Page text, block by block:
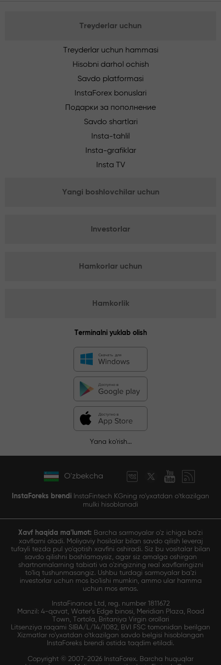
Treyderlar uchun
Treyderlar uchun hammasi
Hisobni darhol ochish
Savdo platformasi
InstaForex bonuslari
Подарки за пополнение
Savdo shartlari
Insta-tahlil
Insta-grafiklar
Insta TV
Yangi boshlovchilar uchun
Investorlar
Hamkorlar uchun
Hamkorlik
Terminalni yuklab olish
Yana ko'rish...
O'zbekcha
InstaForeks brendi InstaFintech KGning ro'yxatdan o'tkazilgan
mulki hisoblanadi
Xavf haqida ma'lumot: Barcha sarmoyalar o'z ichiga ba'zi
xavflarni oladi. Moliyaviy hosilalar bilan savdo qilish leveraj
tufayli tezda pul yo'qotish xavfini oshiradi. Siz bu vositalar bilan
savdo qilishni boshlamaysiz, agar siz amalga oshirgan
shartnomalarning tabiati va o'zingizning real xavflaringizni
to'liq tushunmasangiz. Ushbu turdagi sarmoyalar ba'zi
investorlar uchun mos bo'lishi mumkin, ammo ular hamma
uchun mos emas.
InstaFinance Ltd, reg. number 1811672
Manzil: 4-qavat, Water's Edge binosi, Meridian Plaza, Road
Town, Tortola, Britaniya Virgin orollari
Litsenziya raqami SIBA/L/14/1082, BVI FSC tomonidan berilgan
Xizmatlar ro'yxatdan o'tkazilgan savdo belgisi hisoblangan
InstaForeks brendi ostida taqdim etiladi.
Copyright © 2007-2026 InstaForex. Barcha huquqlar